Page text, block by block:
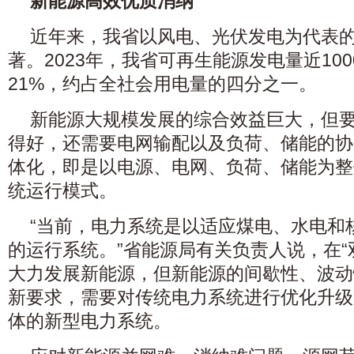
近年来，我省以风电、光伏发电为代表
著。2023年，我省可再生能源发电量近
21%，约占全社会用电量的四分之一。
新能源大规模发展的综合效益巨大，但
得好，还需要电网输配以及负荷、储能的
体化，即是以电源、电网、负荷、储能为
统运行模式。
“当前，电力系统是以适应煤电、水电
的运行系统。”省能源局有关负责人说，在
大力发展新能源，但新能源的间歇性、波
新要求，需要对传统电力系统进行优化升
体的新型电力系统。